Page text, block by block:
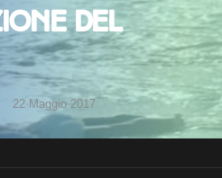
del
22 Maggio 2017